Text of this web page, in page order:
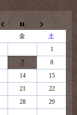
金
土
1
7
8
14
15
21
22
28
29